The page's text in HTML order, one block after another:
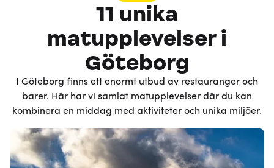
11 unika
matupplevelser i
Göteborg
I Göteborg finns ett enormt utbud av restauranger och
barer. Här har vi samlat matupplevelser där du kan
kombinera en middag med aktiviteter och unika miljöer.